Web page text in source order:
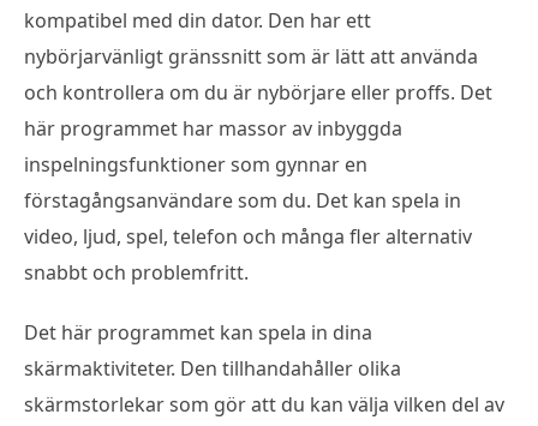
kompatibel med din dator. Den har ett
nybörjarvänligt gränssnitt som är lätt att använda
och kontrollera om du är nybörjare eller proffs. Det
här programmet har massor av inbyggda
inspelningsfunktioner som gynnar en
förstagångsanvändare som du. Det kan spela in
video, ljud, spel, telefon och många fler alternativ
snabbt och problemfritt.
Det här programmet kan spela in dina
skärmaktiviteter. Den tillhandahåller olika
skärmstorlekar som gör att du kan välja vilken del av